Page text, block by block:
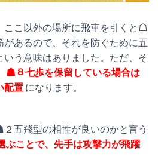
ここ以外の場所に飛車を引くと☖
あるので、それを防ぐために五
う意味はありました。ただ、そ
☗８七歩を保留している場合は
配置 になります。
五飛型の相性が良いのかと言う
ぶことで、先手は攻撃力が飛躍